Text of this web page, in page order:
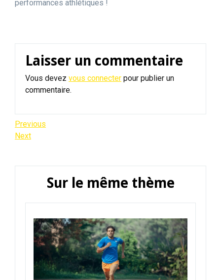
performances athlétiques !
Laisser un commentaire
Vous devez vous connecter pour publier un
commentaire.
Navigation
de
l’article
Previous
Post
Previous
Next
Next
Sur le même thème